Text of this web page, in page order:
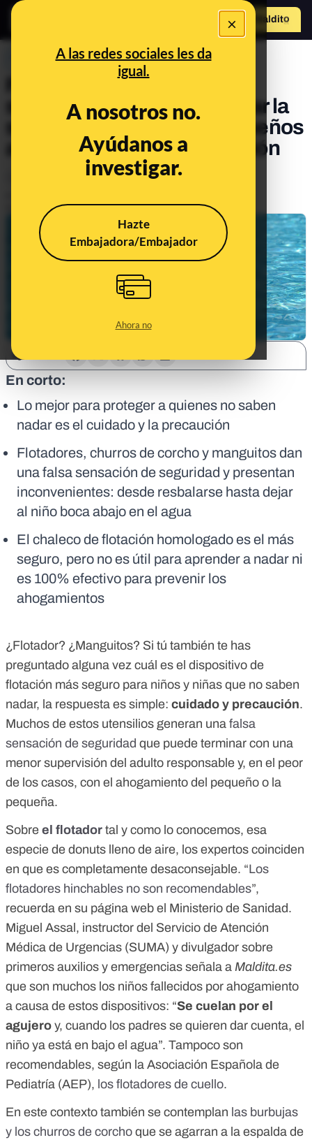
×
A las redes sociales les da
igual.
A nosotros no.
Ayúdanos a
investigar.
Hazte
Embajadora/Embajador
Ahora no
Hazte Maldito
PREBUNKING
Flotadores, manguitos y
similares: por qué no confiar la
seguridad de los más pequeños
a los dispositivos de flotación
Actualizado elAug 12, 2024, 6:38:00 PM
En corto:
Lo mejor para proteger a quienes no saben
nadar es el cuidado y la precaución
Flotadores, churros de corcho y manguitos dan
una falsa sensación de seguridad y presentan
inconvenientes: desde resbalarse hasta dejar
al niño boca abajo en el agua
El chaleco de flotación homologado es el más
seguro, pero no es útil para aprender a nadar ni
es 100% efectivo para prevenir los
ahogamientos
¿Flotador? ¿Manguitos? Si tú también te has
preguntado alguna vez cuál es el dispositivo de
flotación más seguro para niños y niñas que no saben
nadar, la respuesta es simple: cuidado y precaución.
Muchos de estos utensilios generan una falsa
sensación de seguridad que puede terminar con una
menor supervisión del adulto responsable y, en el peor
de los casos, con el ahogamiento del pequeño o la
pequeña.
Sobre el flotador tal y como lo conocemos, esa
especie de donuts lleno de aire, los expertos coinciden
en que es completamente desaconsejable. “Los
flotadores hinchables no son recomendables”,
recuerda en su página web el Ministerio de Sanidad.
Miguel Assal, instructor del Servicio de Atención
Médica de Urgencias (SUMA) y divulgador sobre
primeros auxilios y emergencias señala a Maldita.es
que son muchos los niños fallecidos por ahogamiento
a causa de estos dispositivos: “Se cuelan por el
agujero y, cuando los padres se quieren dar cuenta, el
niño ya está en bajo el agua”. Tampoco son
recomendables, según la Asociación Española de
Pediatría (AEP), los flotadores de cuello.
En este contexto también se contemplan las burbujas
y los churros de corcho que se agarran a la espalda de